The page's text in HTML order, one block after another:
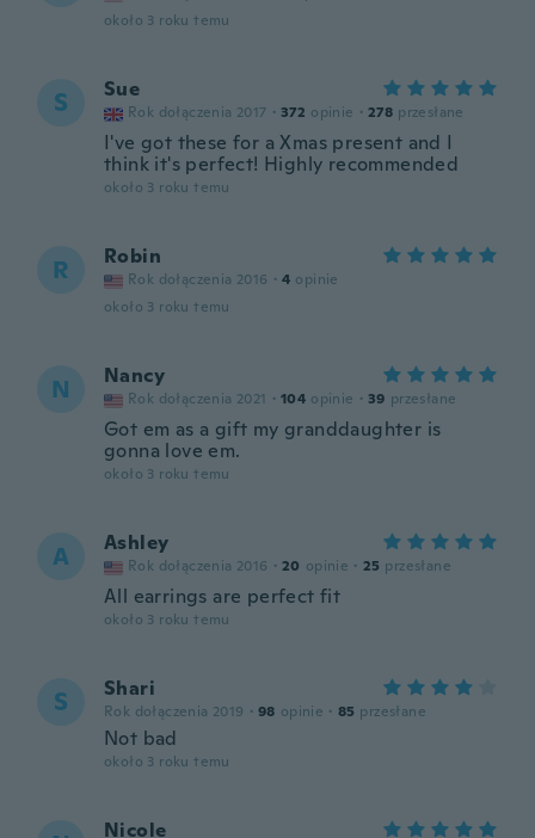
około 3 roku temu
S Sue
Rok dołączenia 2017 · 372 opinie · 278 przesłane
I've got these for a Xmas present and I
think it's perfect! Highly recommended
około 3 roku temu
R Robin
Rok dołączenia 2016 · 4 opinie
około 3 roku temu
N Nancy
Rok dołączenia 2021 · 104 opinie · 39 przesłane
Got em as a gift my granddaughter is
gonna love em.
około 3 roku temu
A Ashley
Rok dołączenia 2016 · 20 opinie · 25 przesłane
All earrings are perfect fit
około 3 roku temu
S Shari
Rok dołączenia 2019 · 98 opinie · 85 przesłane
Not bad
około 3 roku temu
Nicole